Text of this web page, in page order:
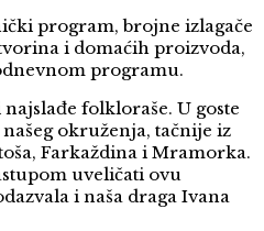
program, brojne izlagače
i domaćih proizvoda,
programu.
folkloraše. U goste
okruženja, tačnije iz
Farkaždina i Mramorka.
uveličati ovu
i naša draga Ivana